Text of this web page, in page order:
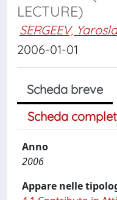
LECTURE)
SERGEEV,
2006-01-01
Scheda breve
Scheda
Anno
2006
Appare nelle